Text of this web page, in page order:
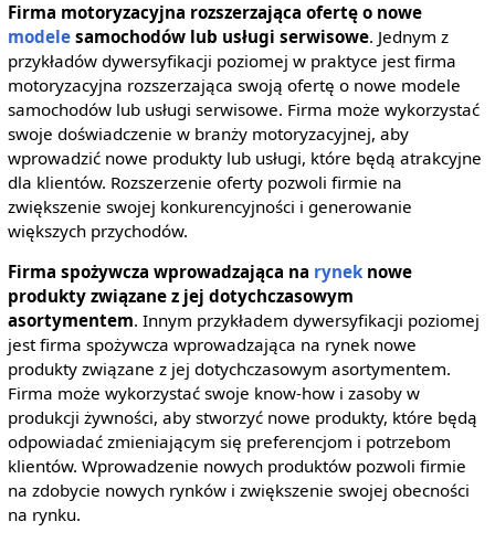
Firma motoryzacyjna rozszerzająca ofertę o nowe
modelesamochodów lub usługi serwisowe. Jednym z
przykładów dywersyfikacji poziomej w praktyce jest firma
motoryzacyjna rozszerzająca swoją ofertę o nowe modele
samochodów lub usługi serwisowe. Firma może wykorzystać
swoje doświadczenie w branży motoryzacyjnej, aby
wprowadzić nowe produkty lub usługi, które będą atrakcyjne
dla klientów. Rozszerzenie oferty pozwoli firmie na
zwiększenie swojej konkurencyjności i generowanie
większych przychodów.
Firma spożywcza wprowadzająca na ryneknowe
produkty związane z jej dotychczasowym
asortymentem. Innym przykładem dywersyfikacji poziomej
jest firma spożywcza wprowadzająca na rynek nowe
produkty związane z jej dotychczasowym asortymentem.
Firma może wykorzystać swoje know-how i zasoby w
produkcji żywności, aby stworzyć nowe produkty, które będą
odpowiadać zmieniającym się preferencjom i potrzebom
klientów. Wprowadzenie nowych produktów pozwoli firmie
na zdobycie nowych rynków i zwiększenie swojej obecności
na rynku.